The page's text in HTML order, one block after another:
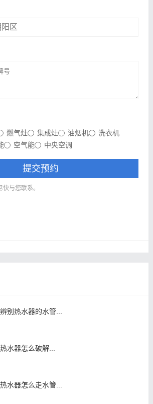
燃气灶 集成灶 油烟机
洗衣机
空气能 中央空调
提交预约
与您联系。
别热水器的水管...
水器怎么破解...
水器怎么走水管...